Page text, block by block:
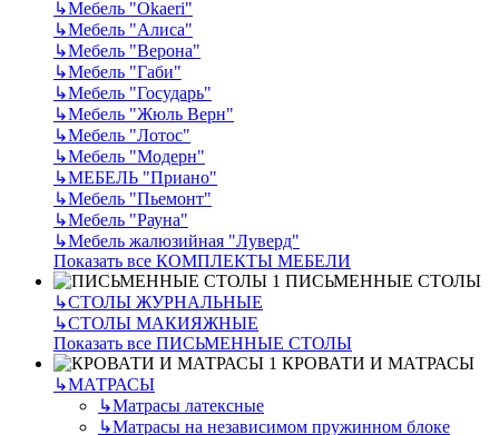
↳Мебель "Okaeri"
↳Мебель "Алиса"
↳Мебель "Верона"
↳Мебель "Габи"
↳Мебель "Государь"
↳Мебель "Жюль Верн"
↳Мебель "Лотос"
↳Мебель "Модерн"
↳МЕБЕЛЬ "Приано"
↳Мебель "Пьемонт"
↳Мебель "Рауна"
↳Мебель жалюзийная "Луверд"
Показать все КОМПЛЕКТЫ МЕБЕЛИ
ПИСЬМЕННЫЕ СТОЛЫ
↳СТОЛЫ ЖУРНАЛЬНЫЕ
↳СТОЛЫ МАКИЯЖНЫЕ
Показать все ПИСЬМЕННЫЕ СТОЛЫ
КРОВАТИ И МАТРАСЫ
↳МАТРАСЫ
↳Матрасы латексные
↳Матрасы на независимом пружинном блоке